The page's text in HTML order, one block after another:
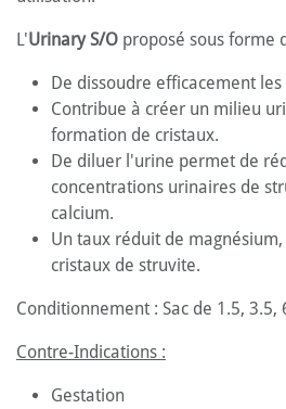
L'Urinary S/O proposé sous forme
De dissoudre efficacement
Contribue à créer un milieu
formation de cristaux.
De diluer l'urine permet de
concentrations urinaires de
calcium.
Un taux réduit de
cristaux de struvite.
Conditionnement : Sac de 1.5, 3.5,
Contre-Indications :
Gestation